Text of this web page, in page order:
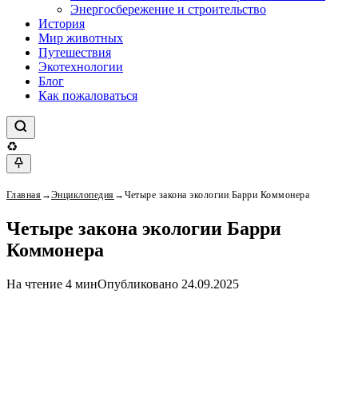
Энергосбережение и строительство
История
Мир животных
Путешествия
Экотехнологии
Блог
Как пожаловаться
♻
Главная →Энциклопедия → Четыре закона экологии Барри Коммонера
Четыре закона экологии Барри
Коммонера
На чтение 4 минОпубликовано 24.09.2025